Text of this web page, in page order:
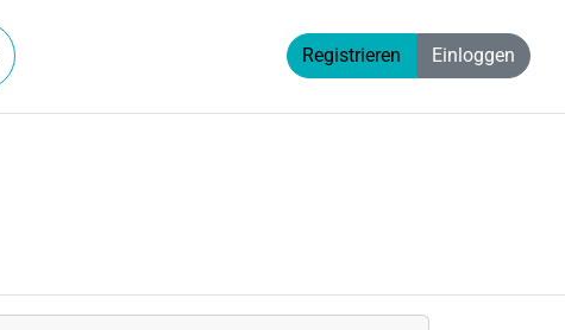
Registrieren Einloggen